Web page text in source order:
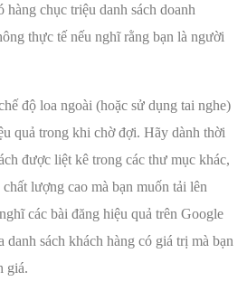
chục triệu danh sách doanh
thực tế nếu nghĩ rằng bạn là người
độ loa ngoài (hoặc sử dụng tai nghe)
quả trong khi chờ đợi. Hãy dành thời
được liệt kê trong các thư mục khác,
lượng cao mà bạn muốn tải lên
các bài đăng hiệu quả trên Google
danh sách khách hàng có giá trị mà bạn
giá.